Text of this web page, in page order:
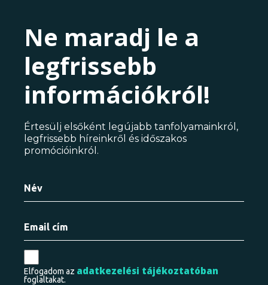
Ne maradj le a
legfrissebb
információkról!
Értesülj elsőként legújabb tanfolyamainkról,
legfrissebb híreinkről és időszakos
promócióinkról.
Elfogadom az adatkezelési tájékoztatóban
foglaltakat.